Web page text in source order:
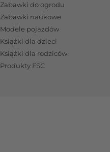
Zabawki do ogrodu
Zabawki naukowe
Modele pojazdów
Książki dla dzieci
Książki dla rodziców
Produkty FSC